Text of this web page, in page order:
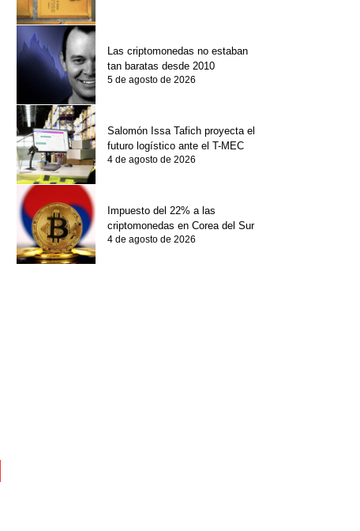
Las criptomonedas no estaban
tan baratas desde 2010
5 de agosto de 2026
Salomón Issa Tafich proyecta el
futuro logístico ante el T-MEC
4 de agosto de 2026
Impuesto del 22% a las
criptomonedas en Corea del Sur
4 de agosto de 2026